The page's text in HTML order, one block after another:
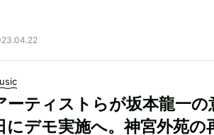
ーティストらが坂本龍一
にデモ実施へ。神宮外苑の